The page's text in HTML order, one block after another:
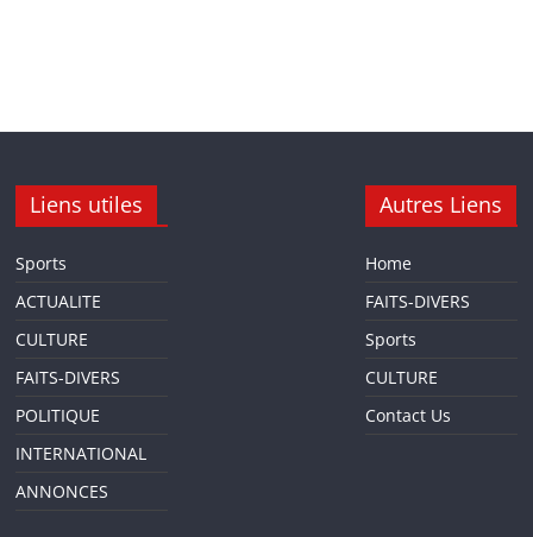
Liens utiles
Sports
ACTUALITE
CULTURE
FAITS-DIVERS
POLITIQUE
INTERNATIONAL
ANNONCES
Autres Liens
Home
FAITS-DIVERS
Sports
CULTURE
Contact Us